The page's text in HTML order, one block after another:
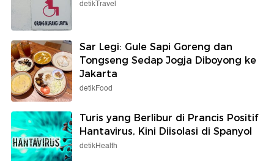
detikTravel
Sar Legi: Gule Sapi Goreng dan
Tongseng Sedap Jogja Diboyong ke
Jakarta
detikFood
Turis yang Berlibur di Prancis Positif
Hantavirus, Kini Diisolasi di Spanyol
detikHealth